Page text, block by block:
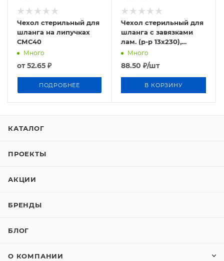
Чехол стерильный для
шланга на липучках
СМС40
Много
от52.65 ₽
ПОДРОБНЕЕ
Чехол стерильный для
шланга с завязками
лам. (р-р 13х230),
СМС40
Много
88.50 ₽/шт
В КОРЗИНУ
КАТАЛОГ
ПРОЕКТЫ
АКЦИИ
БРЕНДЫ
БЛОГ
О КОМПАНИИ